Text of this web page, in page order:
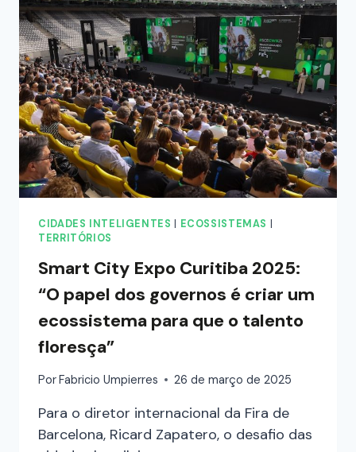
CIDADES INTELIGENTES ECOSSISTEMAS
TERRITÓRIOS
Smart City Expo Curitiba 2025:
“O papel dos governos é criar um
ecossistema para que o talento
floresça”
PorFabricio Umpierres 26 de março de 2025
Para o diretor internacional da Fira de
Barcelona, Ricard Zapatero, o desafio das